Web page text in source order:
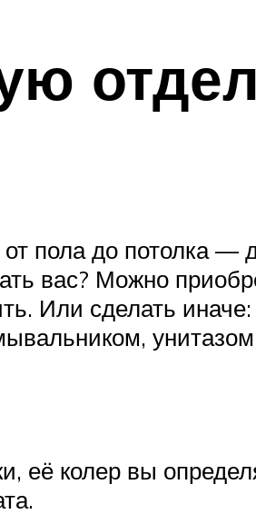
пола до потолка
вас? Можно
Или сделать
унитазом
её колер вы